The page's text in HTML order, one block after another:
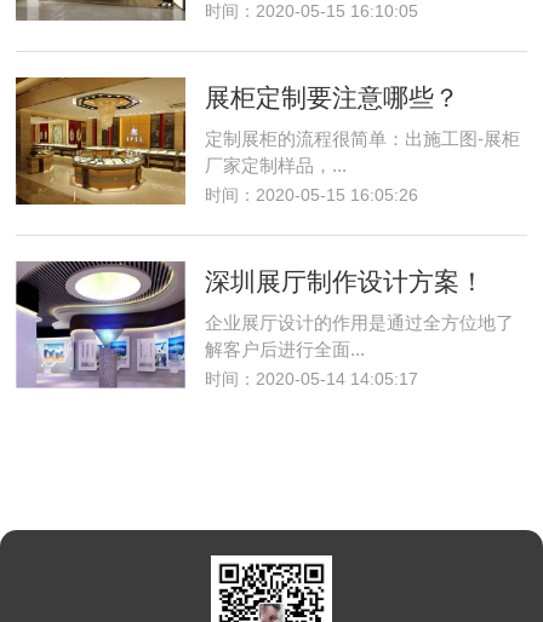
时间：2020-05-15 16:10:05
展柜定制要注意哪些？
定制展柜的流程很简单：出施工图-展柜
厂家定制样品，...
时间：2020-05-15 16:05:26
深圳展厅制作设计方案！
企业展厅设计的作用是通过全方位地了
解客户后进行全面...
时间：2020-05-14 14:05:17